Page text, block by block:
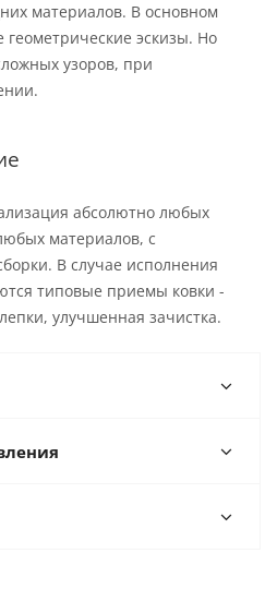
материалов. В основном
геометрические эскизы. Но
узоров, при
абсолютно любых
материалов, с
В случае исполнения
типовые приемы ковки -
улучшенная зачистка.